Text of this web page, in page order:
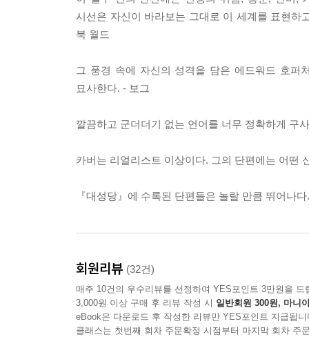
중 가장 사랑했던 작품으로, 특히 「별것 아니
이야기하는 것』에 수록되어 있다)을 다시 고쳐
소통은 요원해 보인다. 하지만 이들의 단절이 가
"사람들은 「대성당」의 마지막 장면을 두고 예
손이 닿는, 그 실제적인 접촉을 염두에 두고 있었
애당초 이 소설을 영혼의 차원까지 끌어올릴 생
좋아합니다. 이 두 단편이 살아남는다면 제가 정말
레이먼드 카버는 동정이나 연민이 아닌 정직하
것이다.
시선은 자신이 바라보는 그대로 이 세계를 표현
북 월드
그 풍경 속에 자신의 성격을 담은 에드워드 호퍼
묘사한다. - 보그
깔끔하고 군더더기 없는 언어를 너무 정확하게 구
카버는 리얼리스트 이상이다. 그의 단편에는 어떤
『대성당』에 수록된 단편들은 놀랄 만큼 뛰어나
회원리뷰 (32건)
매주 10건의 우수리뷰를 선정하여 YES포인트 3만원을 드
3,000원 이상 구매 후 리뷰 작성 시 일반회원 300원, 마니
eBook은 다운로드 후 작성한 리뷰만 YES포인트 지급됩니
클래스는 첫번째 회차 주문확정 시점부터 마지막 회차 주